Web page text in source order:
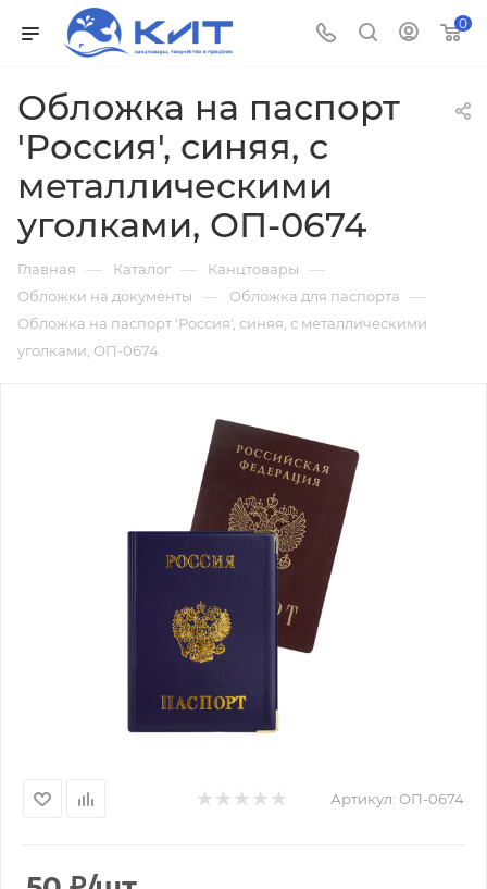
0
Обложка на паспорт
'Россия', синяя, с
металлическими
уголками, ОП-0674
Главная — Каталог — Канцтовары —
Обложки на документы — Обложка для паспорта —
Обложка на паспорт 'Россия', синяя, с металлическими
уголками, ОП-0674
Артикул: ОП-0674